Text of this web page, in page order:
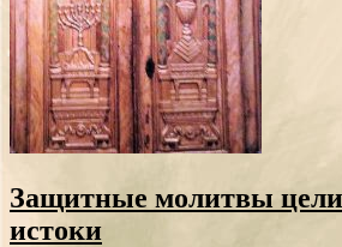
Защитные молитвы
истоки